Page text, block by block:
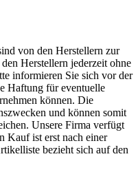
von den Herstellern zur
Herstellern jederzeit ohne
informieren Sie sich vor der
Haftung für eventuelle
können. Die
und können somit
Unsere Firma verfügt
Kauf ist erst nach einer
bezieht sich auf den